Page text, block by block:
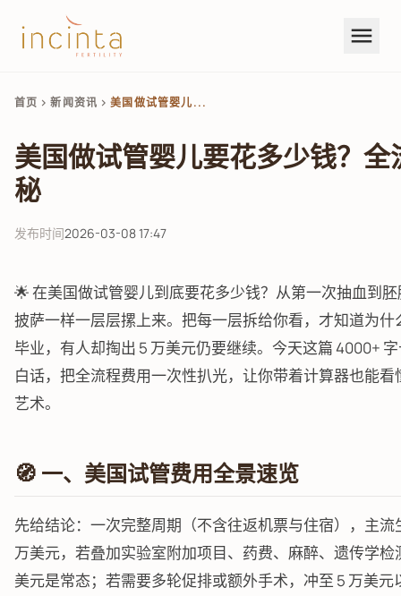
menu
首页 chevron_right新闻资讯 chevron_right美国做试管婴儿...
美国做试管婴儿要花多少钱？全
秘
发布时间2026-03-08 17:47
🌟 在美国做试管婴儿到底要花多少钱？从第一次抽血到
披萨一样一层层摞上来。把每一层拆给你看，才知道为什
毕业，有人却掏出 5 万美元仍要继续。今天这篇 4000+
白话，把全流程费用一次性扒光，让你带着计算器也能看
艺术。
🧭 一、美国试管费用全景速览
先给结论：一次完整周期（不含往返机票与住宿），主流
万美元，若叠加实验室附加项目、药费、麻醉、遗传学检
美元是常态；若需要多轮促排或额外手术，冲至 5 万美